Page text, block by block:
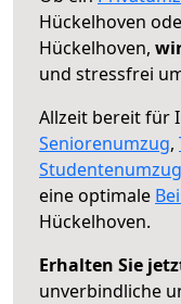
Hückelhoven
Hückelhoven,
und stressfrei
Allzeit bereit für
Seniorenumzug,
Studentenumzug
eine optimale
Hückelhoven.
Erhalten Sie
unverbindliche